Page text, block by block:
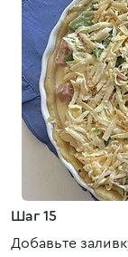
Шаг 15
Добавьте